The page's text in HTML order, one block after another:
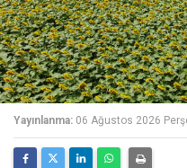
Yayınlanma: 06 Ağustos 2026